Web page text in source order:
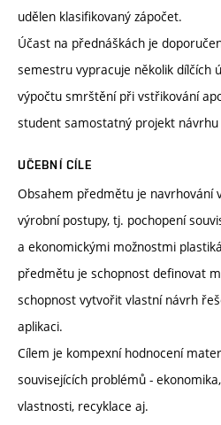
udělen klasifikovaný zápočet.
Účast na přednáškách je
semestru vypracuje několik dílčích
výpočtu smrštění při vstřikování
student samostatný projekt
UČEBNÍ CÍLE
Obsahem předmětu je navrhování
výrobní postupy, tj. pochopení
a ekonomickými možnostmi
předmětu je schopnost definovat
schopnost vytvořit vlastní návrh
aplikaci.
Cílem je kompexní hodnocení
souvisejících problémů -
vlastnosti, recyklace aj.